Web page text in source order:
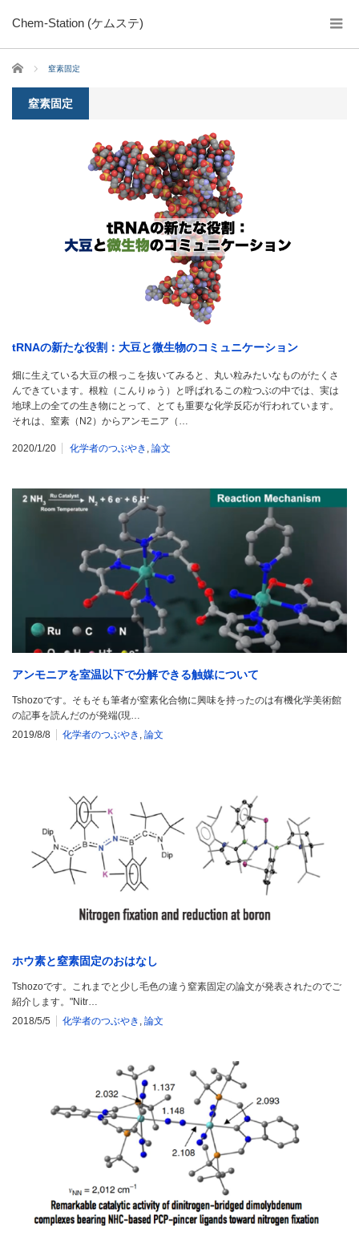
Chem-Station (ケムステ)
ホーム 窒素固定
窒素固定
tRNAの新たな役割：大豆と微生物のコミュニケーション
畑に生えている大豆の根っこを抜いてみると、丸い粒みたいなものがたくさ
んできています。根粒（こんりゅう）と呼ばれるこの粒つぶの中では、実は
地球上の全ての生き物にとって、とても重要な化学反応が行われています。
それは、窒素（N2）からアンモニア（…
2020/1/20 化学者のつぶやき 論文
アンモニアを室温以下で分解できる触媒について
Tshozoです。そもそも筆者が窒素化合物に興味を持ったのは有機化学美術館
の記事を読んだのが発端(現…
2019/8/8
化学者のつぶやき , 論文
ホウ素と窒素固定のおはなし
Tshozoです。これまでと少し毛色の違う窒素固定の論文が発表されたのでご
紹介します。"Nitr…
2018/5/5
化学者のつぶやき , 論文